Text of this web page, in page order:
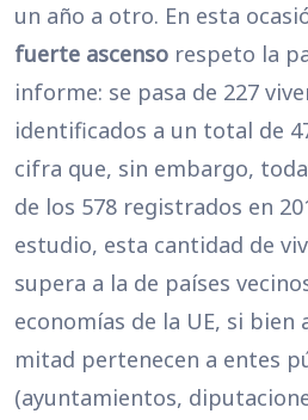
un año a otro. En esta
fuerte ascenso respeto la
informe: se pasa de 227
identificados a un total de
cifra que, sin embargo,
de los 578 registrados en
estudio, esta cantidad de
supera a la de países
economías de la UE, si
mitad pertenecen a entes
(ayuntamientos,